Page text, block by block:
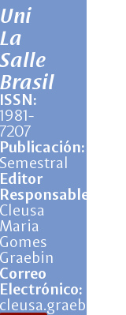
Uni
La
Salle
Brasil
ISSN:
1981-
7207
Publicación:
Semestral
Editor
Responsable:
Cleusa
Maria
Gomes
Graebin
Correo
Electrónico: